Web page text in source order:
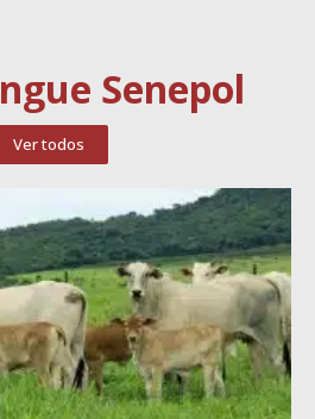
Senepol
Ver todos